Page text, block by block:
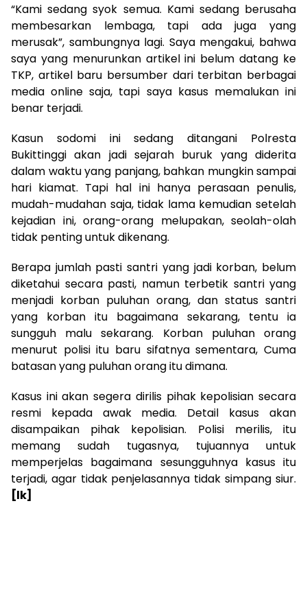
“Kami sedang syok semua. Kami sedang berusaha
membesarkan lembaga, tapi ada juga yang
merusak”, sambungnya lagi. Saya mengakui, bahwa
saya yang menurunkan artikel ini belum datang ke
TKP, artikel baru bersumber dari terbitan berbagai
media online saja, tapi saya kasus memalukan ini
benar terjadi.
Kasun sodomi ini sedang ditangani Polresta
Bukittinggi akan jadi sejarah buruk yang diderita
dalam waktu yang panjang, bahkan mungkin sampai
hari kiamat. Tapi hal ini hanya perasaan penulis,
mudah-mudahan saja, tidak lama kemudian setelah
kejadian ini, orang-orang melupakan, seolah-olah
tidak penting untuk dikenang.
Berapa jumlah pasti santri yang jadi korban, belum
diketahui secara pasti, namun terbetik santri yang
menjadi korban puluhan orang, dan status santri
yang korban itu bagaimana sekarang, tentu ia
sungguh malu sekarang. Korban puluhan orang
menurut polisi itu baru sifatnya sementara, Cuma
batasan yang puluhan orang itu dimana.
Kasus ini akan segera dirilis pihak kepolisian secara
resmi kepada awak media. Detail kasus akan
disampaikan pihak kepolisian. Polisi merilis, itu
memang sudah tugasnya, tujuannya untuk
memperjelas bagaimana sesungguhnya kasus itu
terjadi, agar tidak penjelasannya tidak simpang siur.
[lk]